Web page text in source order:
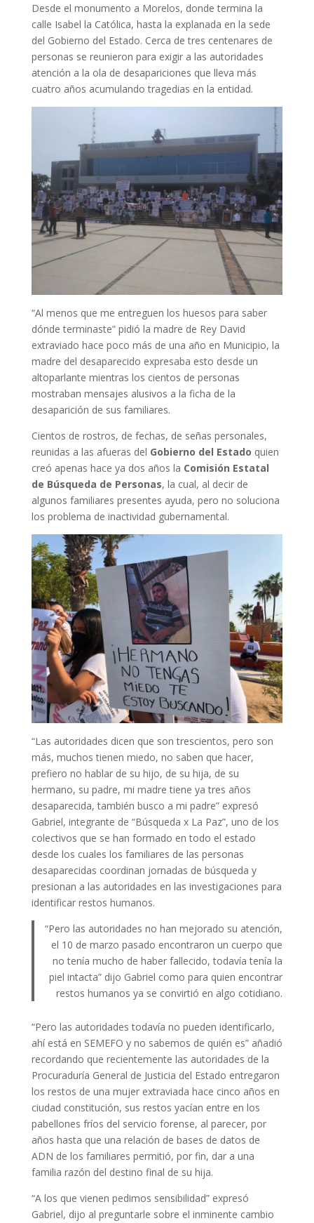
Desde el monumento a Morelos, donde termina la
calle Isabel la Católica, hasta la explanada en la sede
del Gobierno del Estado. Cerca de tres centenares de
personas se reunieron para exigir a las autoridades
atención a la ola de desapariciones que lleva más
cuatro años acumulando tragedias en la entidad.
“Al menos que me entreguen los huesos para saber
dónde terminaste” pidió la madre de Rey David
extraviado hace poco más de una año en Municipio, la
madre del desaparecido expresaba esto desde un
altoparlante mientras los cientos de personas
mostraban mensajes alusivos a la ficha de la
desaparición de sus familiares.
Cientos de rostros, de fechas, de señas personales,
reunidas a las afueras del Gobierno del Estado quien
creó apenas hace ya dos años la Comisión Estatal
de Búsqueda de Personas, la cual, al decir de
algunos familiares presentes ayuda, pero no soluciona
los problema de inactividad gubernamental.
“Las autoridades dicen que son trescientos, pero son
más, muchos tienen miedo, no saben que hacer,
prefiero no hablar de su hijo, de su hija, de su
hermano, su padre, mi madre tiene ya tres años
desaparecida, también busco a mi padre” expresó
Gabriel, integrante de “Búsqueda x La Paz”, uno de los
colectivos que se han formado en todo el estado
desde los cuales los familiares de las personas
desaparecidas coordinan jornadas de búsqueda y
presionan a las autoridades en las investigaciones para
identificar restos humanos.
“Pero las autoridades no han mejorado su atención,
el 10 de marzo pasado encontraron un cuerpo que
no tenía mucho de haber fallecido, todavía tenía la
piel intacta” dijo Gabriel como para quien encontrar
restos humanos ya se convirtió en algo cotidiano.
“Pero las autoridades todavía no pueden identificarlo,
ahí está en SEMEFO y no sabemos de quién es” añadió
recordando que recientemente las autoridades de la
Procuraduría General de Justicia del Estado entregaron
los restos de una mujer extraviada hace cinco años en
ciudad constitución, sus restos yacían entre en los
pabellones fríos del servicio forense, al parecer, por
años hasta que una relación de bases de datos de
ADN de los familiares permitió, por fin, dar a una
familia razón del destino final de su hija.
“A los que vienen pedimos sensibilidad” expresó
Gabriel, dijo al preguntarle sobre el inminente cambio